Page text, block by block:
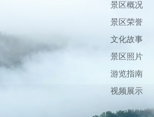
景区概况
景区荣誉
文化故事
景区照片
游览指南
视频展示